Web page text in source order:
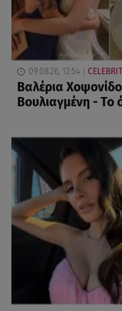
09.08.26, 12:54
Βαλέρια
Βουλιαγμένη - Το